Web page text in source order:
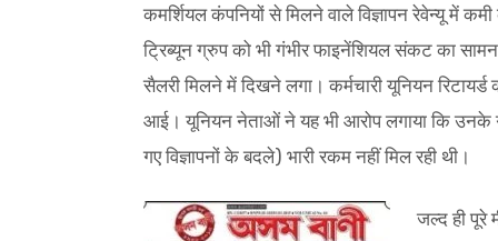
कमर्शियल कंपनियों से मिलने वाले विज्ञापन रेवेन्यू में
ट्रिब्यून ग्रुप को भी गंभीर फाइनेंशियल संकट का
सैलरी मिलने में दिखने लगा। कर्मचारी यूनियन
आई। यूनियन नेताओं ने यह भी आरोप लगाया कि उनके
गए विज्ञापनों के बदले) भारी रकम नहीं मिल रही थी।
जल्द ही पूरे